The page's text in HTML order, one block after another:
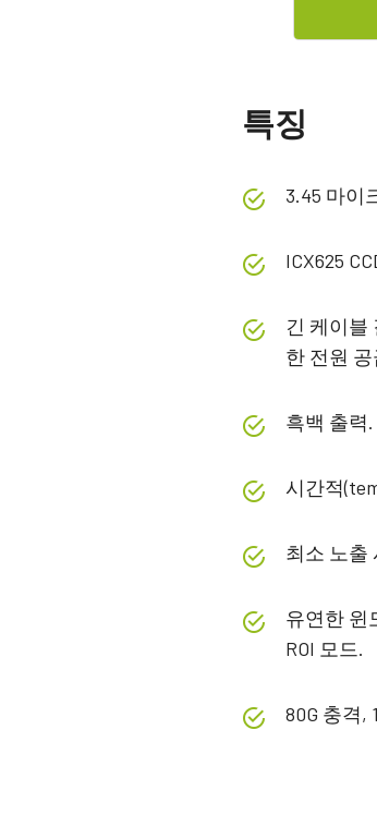
특징
3.45 마이
ICX625
긴 케이블
한 전원 공
흑백 출력.
시간적
최소 노출
유연한 윈
ROI 모드.
80G 충격,